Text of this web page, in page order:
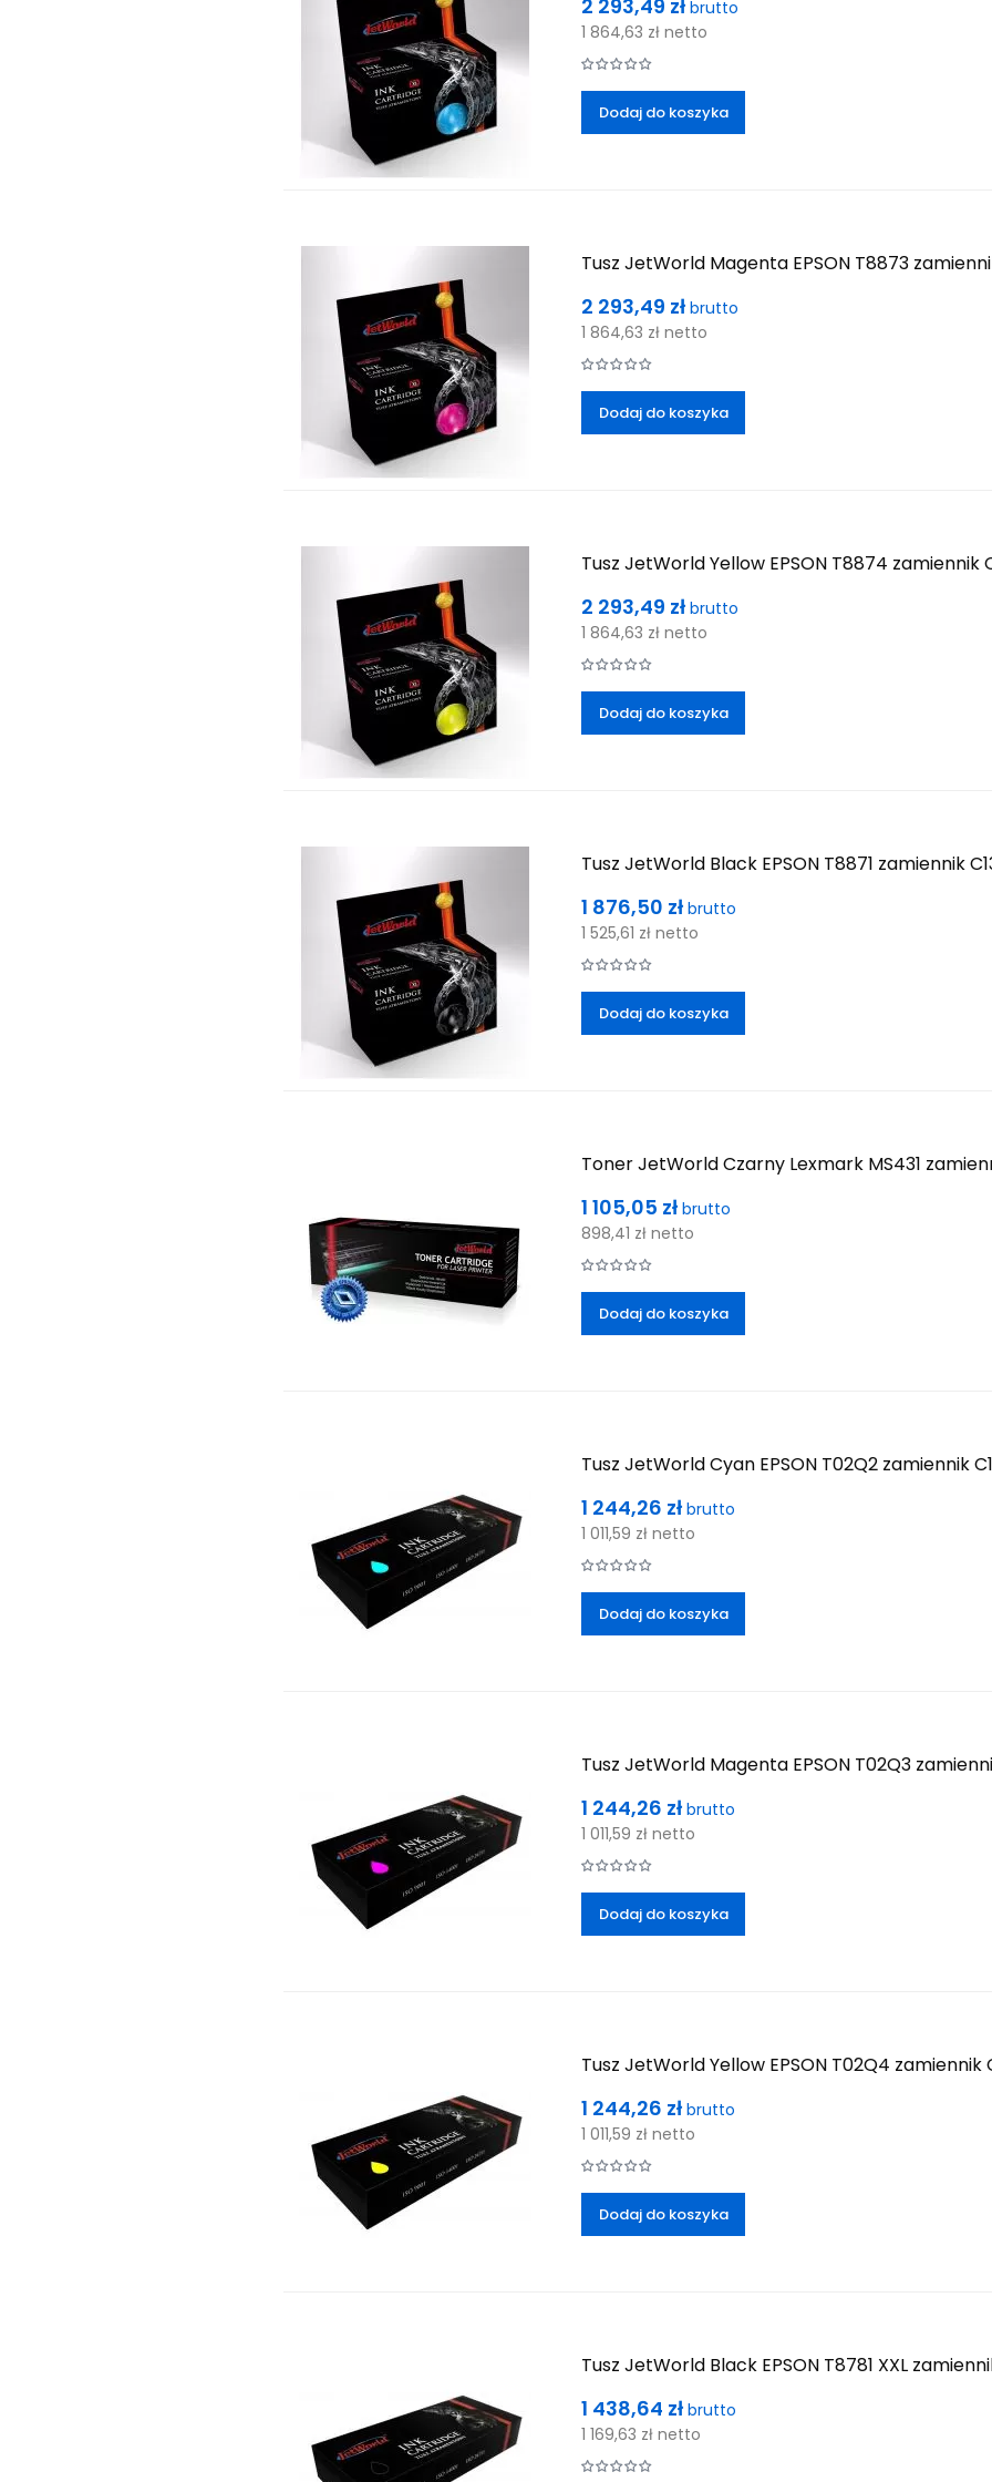
2 293,49 złbrutto
1 864,63 zł netto
Dodaj do koszyka
Tusz JetWorld Magenta EPSON T8873
Cena
2 293,49 złbrutto
1 864,63 zł netto
Dodaj do koszyka
Tusz JetWorld Yellow EPSON T8874 zamiennik
Cena
2 293,49 złbrutto
1 864,63 zł netto
Dodaj do koszyka
Tusz JetWorld Black EPSON T8871 zamiennik
Cena
1 876,50 złbrutto
1 525,61 zł netto
Dodaj do koszyka
Toner JetWorld Czarny Lexmark MS431
Cena
1 105,05 złbrutto
898,41 zł netto
Dodaj do koszyka
Tusz JetWorld Cyan EPSON T02Q2 zamiennik
Cena
1 244,26 złbrutto
1 011,59 zł netto
Dodaj do koszyka
Tusz JetWorld Magenta EPSON T02Q3
Cena
1 244,26 złbrutto
1 011,59 zł netto
Dodaj do koszyka
Tusz JetWorld Yellow EPSON T02Q4 zamiennik
Cena
1 244,26 złbrutto
1 011,59 zł netto
Dodaj do koszyka
Tusz JetWorld Black EPSON T8781 XXL
Cena
1 438,64 złbrutto
1 169,63 zł netto